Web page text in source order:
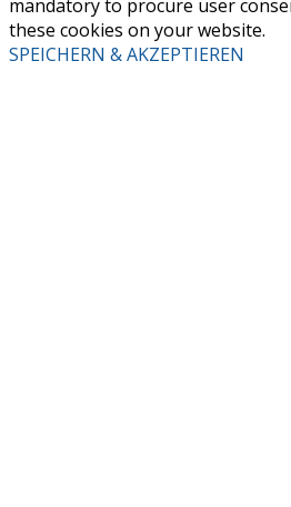
mandatory to procure user
these cookies on your website.
SPEICHERN & AKZEPTIEREN